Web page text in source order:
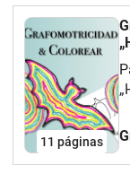
11 páginas